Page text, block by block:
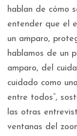
hablan de cómo
entender que el
un amparo,
hablamos de un
amparo, del
cuidado como
entre todos”,
las otras
ventanas del